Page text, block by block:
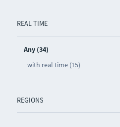
REAL TIME
Any (34)
with real time (15)
REGIONS